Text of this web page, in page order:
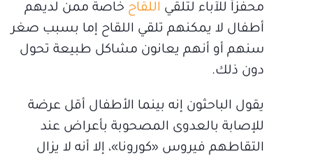
محفزاً للآباء لتلقي اللقاح خاصة ممن لديهم
أطفال لا يمكنهم تلقي اللقاح إما بسبب صغر
سنهم أو أنهم يعانون مشاكل طبيعة تحول
دون ذلك.
يقول الباحثون إنه بينما الأطفال أقل عرضة
للإصابة بالعدوى المصحوبة بأعراض عند
التقاطهم فيروس «كورونا»، إلا أنه لا يزال